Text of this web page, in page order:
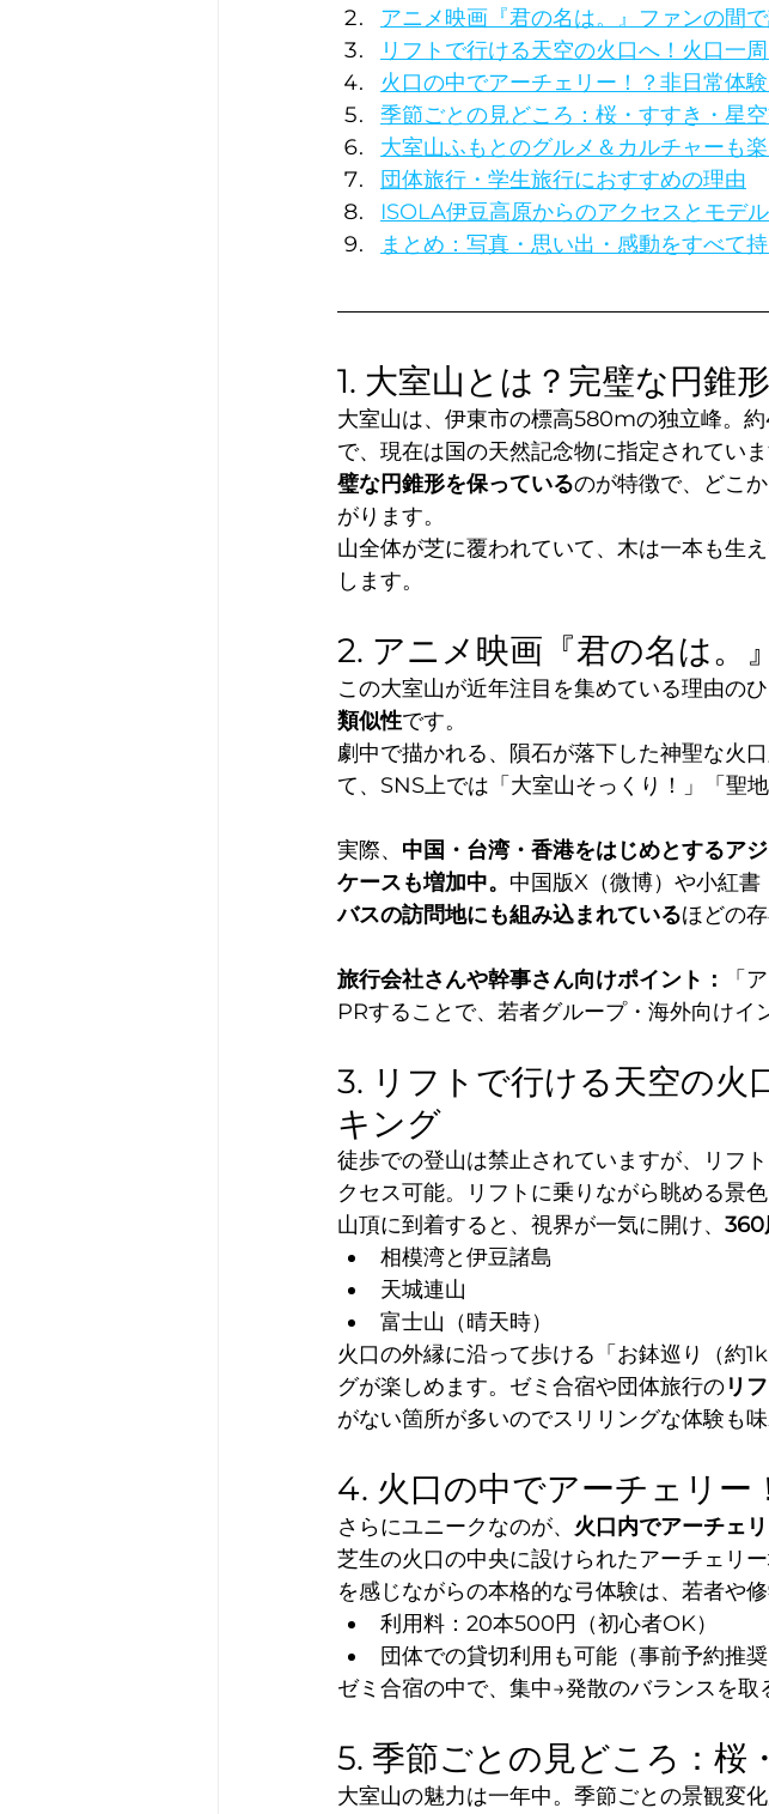
アニメ映画『君の名は。』ファンの間で
リフトで行ける天空の火口へ！火口一
火口の中でアーチェリー！？非日常体
季節ごとの見どころ：桜・すすき・星
大室山ふもとのグルメ＆カルチャーも楽
団体旅行・学生旅行におすすめの理由
ISOLA伊豆高原からのアクセスとモデ
まとめ：写真・思い出・感動をすべて
1. 大室山とは？完璧な円錐
大室山は、伊東市の標高580mの独立峰。
で、現在は国の天然記念物に指定されてい
璧な円錐形を保っているのが特徴で、どこ
がります。
山全体が芝に覆われていて、木は一本も生
します。
2. アニメ映画『君の名は。
この大室山が近年注目を集めている理由のひ
類似性です。
劇中で描かれる、隕石が落下した神聖な火
て、SNS上では「大室山そっくり！」「聖
実際、 中国・台湾・香港をはじめとするア
ケースも増加中。 中国版X（微博）や小紅書
バスの訪問地にも組み込まれているほどの
旅行会社さんや幹事さん向けポイント：
「
PRすることで、若者グループ・海外向けイ
3. リフトで行ける天空の火
キング
徒歩での登山は禁止されていますが、リフ
クセス可能。リフトに乗りながら眺める景
山頂に到着すると、視界が一気に開け、 360
相模湾と伊豆諸島
天城連山
富士山（晴天時）
火口の外縁に沿って歩ける「お鉢巡り（約
グが楽しめます。ゼミ合宿や団体旅行のリ
がない箇所が多いのでスリリングな体験も味
4. 火口の中でアーチェリー
さらにユニークなのが、 火口内でアーチェ
芝生の火口の中央に設けられたアーチェリ
を感じながらの本格的な弓体験は、若者や
利用料：20本500円（初心者OK）
団体での貸切利用も可能（事前予約推奨
ゼミ合宿の中で、集中→発散のバランスを取
5. 季節ごとの見どころ：桜
大室山の魅力は一年中。季節ごとの景観変